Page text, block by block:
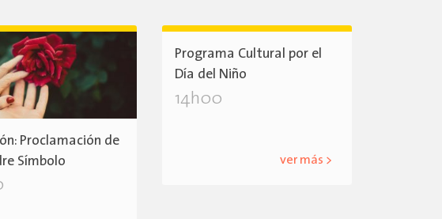
Proclamación de
Símbolo
Programa Cultural por el
Día del Niño
14h00
ver más >